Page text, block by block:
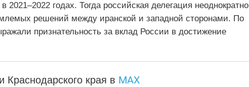
2021–2022 годах. Тогда российская делегация неоднократно
решений между иранской и западной сторонами. По
признательность за вклад России в достижение
Краснодарского края в MAX